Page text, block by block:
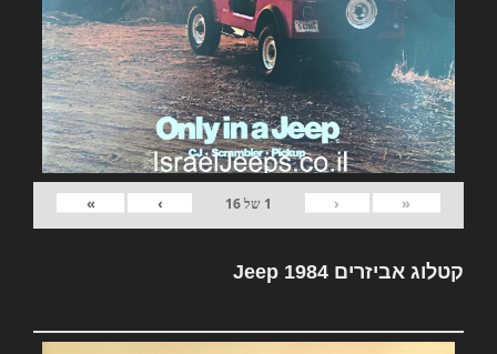
«
‹
1 של16
›
»
קטלוג אביזרים Jeep 1984